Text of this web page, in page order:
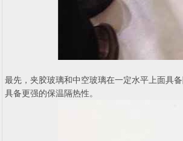
最先，夹胶玻璃和中空玻璃在一定水平上面具
具备更强的保温隔热性。